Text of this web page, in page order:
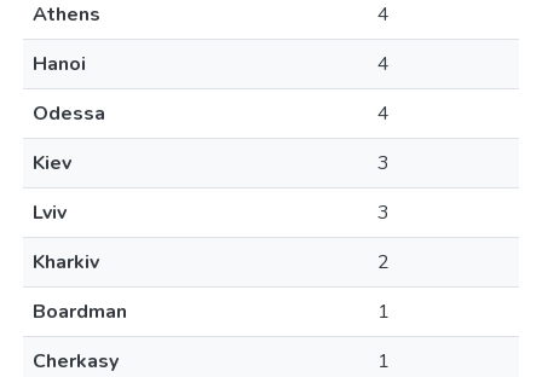
Athens
4
Hanoi
4
Odessa
4
Kiev
3
Lviv
3
Kharkiv
2
Boardman
1
Cherkasy
1